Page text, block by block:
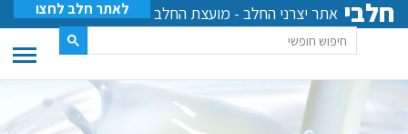
חלבי אתר יצרני החלב - מועצת החלב לאתר חלב לחצו